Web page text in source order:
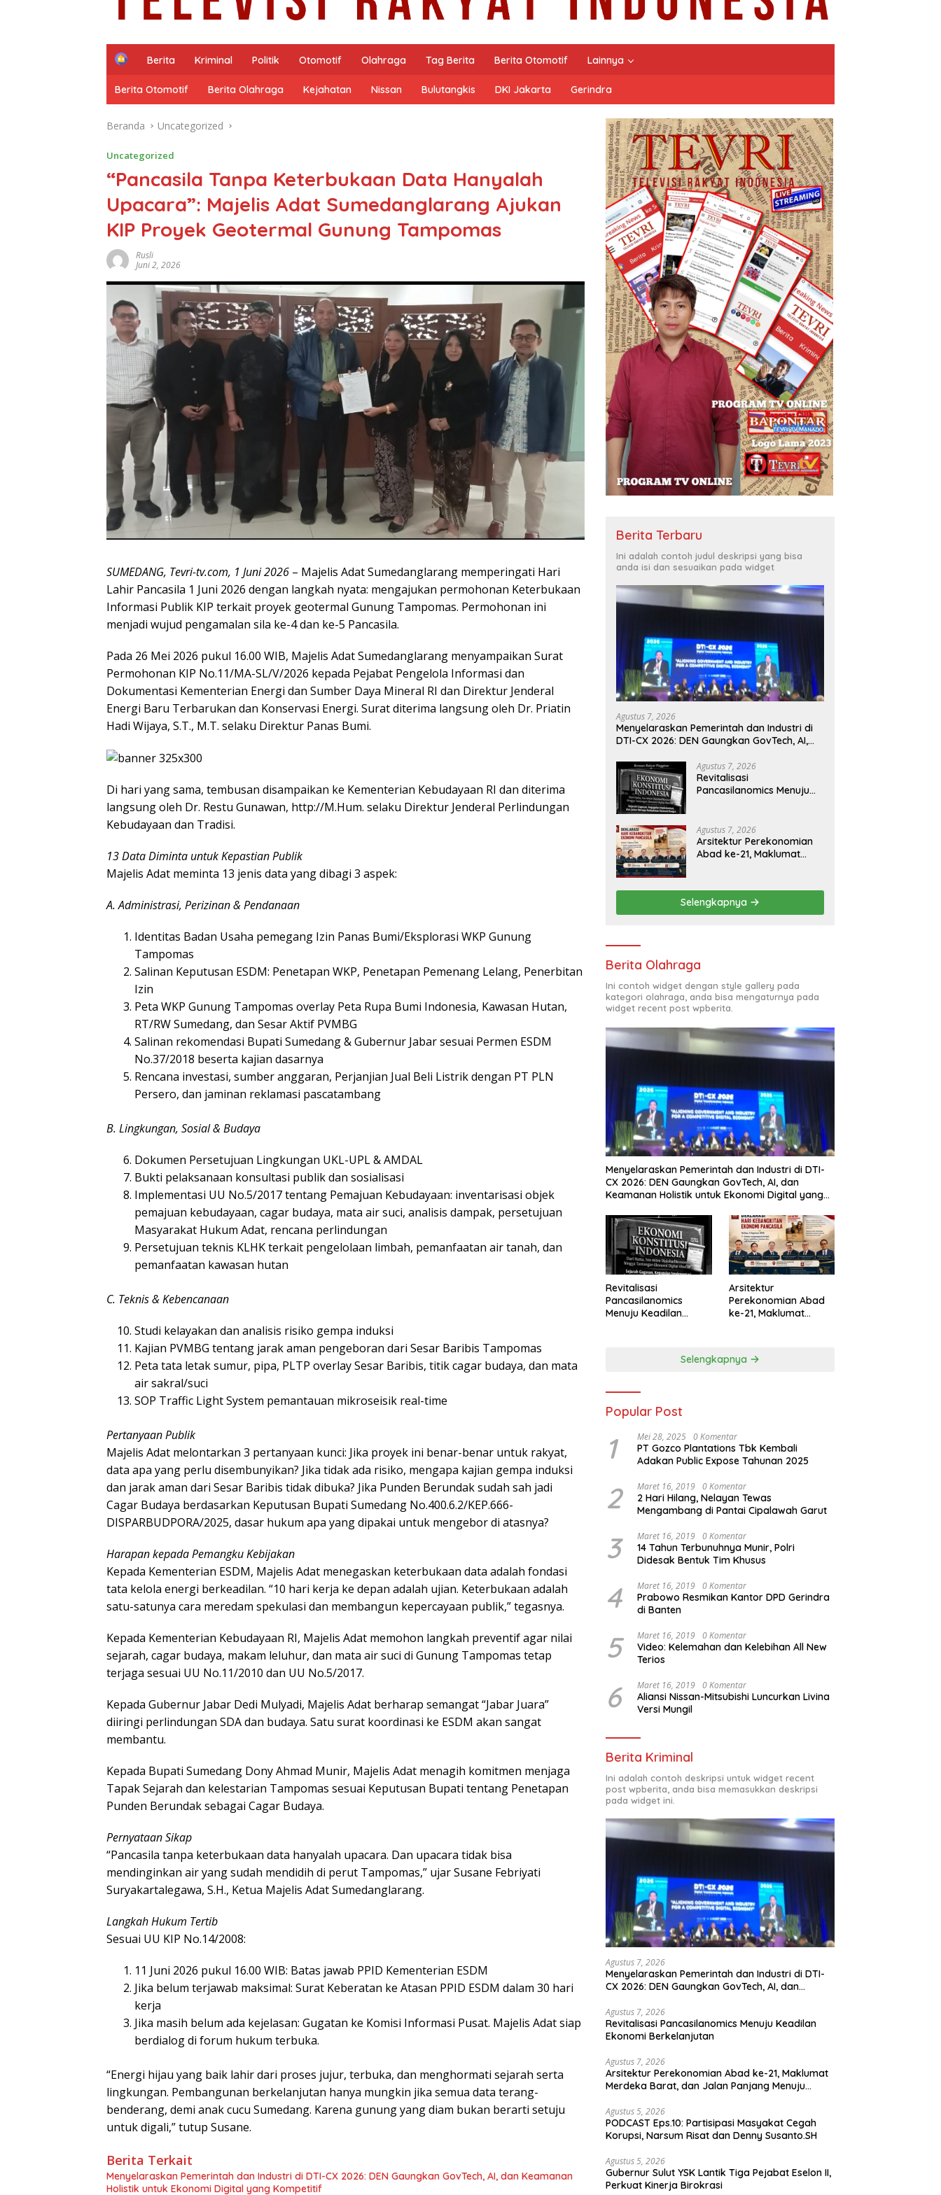
H
m
e
Berita Kriminal Politik Otomotif Olahraga Tag Berita Berita Otomotif Lainnya
Berita Otomotif Berita Olahraga Kejahatan Nissan Bulutangkis DKI Jakarta Gerindra
Beranda Uncategorized
Uncategorized
“Pancasila Tanpa Keterbukaan Data Hanyalah
Upacara”: Majelis Adat Sumedanglarang Ajukan
KIP Proyek Geotermal Gunung Tampomas
Rusli
Juni 2, 2026
SUMEDANG, Tevri-tv.com, 1 Juni 2026 – Majelis Adat Sumedanglarang memperingati Hari
Lahir Pancasila 1 Juni 2026 dengan langkah nyata: mengajukan permohonan Keterbukaan
Informasi Publik KIP terkait proyek geotermal Gunung Tampomas. Permohonan ini
menjadi wujud pengamalan sila ke-4 dan ke-5 Pancasila.
Pada 26 Mei 2026 pukul 16.00 WIB, Majelis Adat Sumedanglarang menyampaikan Surat
Permohonan KIP No.11/MA-SL/V/2026 kepada Pejabat Pengelola Informasi dan
Dokumentasi Kementerian Energi dan Sumber Daya Mineral RI dan Direktur Jenderal
Energi Baru Terbarukan dan Konservasi Energi. Surat diterima langsung oleh Dr. Priatin
Hadi Wijaya, S.T., M.T. selaku Direktur Panas Bumi.
Di hari yang sama, tembusan disampaikan ke Kementerian Kebudayaan RI dan diterima
langsung oleh Dr. Restu Gunawan, http://M.Hum. selaku Direktur Jenderal Perlindungan
Kebudayaan dan Tradisi.
13 Data Diminta untuk Kepastian Publik
Majelis Adat meminta 13 jenis data yang dibagi 3 aspek:
A. Administrasi, Perizinan & Pendanaan
Identitas Badan Usaha pemegang Izin Panas Bumi/Eksplorasi WKP Gunung
Tampomas
Salinan Keputusan ESDM: Penetapan WKP, Penetapan Pemenang Lelang, Penerbitan
Izin
Peta WKP Gunung Tampomas overlay Peta Rupa Bumi Indonesia, Kawasan Hutan,
RT/RW Sumedang, dan Sesar Aktif PVMBG
Salinan rekomendasi Bupati Sumedang & Gubernur Jabar sesuai Permen ESDM
No.37/2018 beserta kajian dasarnya
Rencana investasi, sumber anggaran, Perjanjian Jual Beli Listrik dengan PT PLN
Persero, dan jaminan reklamasi pascatambang
B. Lingkungan, Sosial & Budaya
Dokumen Persetujuan Lingkungan UKL-UPL & AMDAL
Bukti pelaksanaan konsultasi publik dan sosialisasi
Implementasi UU No.5/2017 tentang Pemajuan Kebudayaan: inventarisasi objek
pemajuan kebudayaan, cagar budaya, mata air suci, analisis dampak, persetujuan
Masyarakat Hukum Adat, rencana perlindungan
Persetujuan teknis KLHK terkait pengelolaan limbah, pemanfaatan air tanah, dan
pemanfaatan kawasan hutan
C. Teknis & Kebencanaan
Studi kelayakan dan analisis risiko gempa induksi
Kajian PVMBG tentang jarak aman pengeboran dari Sesar Baribis Tampomas
Peta tata letak sumur, pipa, PLTP overlay Sesar Baribis, titik cagar budaya, dan mata
air sakral/suci
SOP Traffic Light System pemantauan mikroseisik real-time
Pertanyaan Publik
Majelis Adat melontarkan 3 pertanyaan kunci: Jika proyek ini benar-benar untuk rakyat,
data apa yang perlu disembunyikan? Jika tidak ada risiko, mengapa kajian gempa induksi
dan jarak aman dari Sesar Baribis tidak dibuka? Jika Punden Berundak sudah sah jadi
Cagar Budaya berdasarkan Keputusan Bupati Sumedang No.400.6.2/KEP.666-
DISPARBUDPORA/2025, dasar hukum apa yang dipakai untuk mengebor di atasnya?
Harapan kepada Pemangku Kebijakan
Kepada Kementerian ESDM, Majelis Adat menegaskan keterbukaan data adalah fondasi
tata kelola energi berkeadilan. “10 hari kerja ke depan adalah ujian. Keterbukaan adalah
satu-satunya cara meredam spekulasi dan membangun kepercayaan publik,” tegasnya.
Kepada Kementerian Kebudayaan RI, Majelis Adat memohon langkah preventif agar nilai
sejarah, cagar budaya, makam leluhur, dan mata air suci di Gunung Tampomas tetap
terjaga sesuai UU No.11/2010 dan UU No.5/2017.
Kepada Gubernur Jabar Dedi Mulyadi, Majelis Adat berharap semangat “Jabar Juara”
diiringi perlindungan SDA dan budaya. Satu surat koordinasi ke ESDM akan sangat
membantu.
Kepada Bupati Sumedang Dony Ahmad Munir, Majelis Adat menagih komitmen menjaga
Tapak Sejarah dan kelestarian Tampomas sesuai Keputusan Bupati tentang Penetapan
Punden Berundak sebagai Cagar Budaya.
Pernyataan Sikap
“Pancasila tanpa keterbukaan data hanyalah upacara. Dan upacara tidak bisa
mendinginkan air yang sudah mendidih di perut Tampomas,” ujar Susane Febriyati
Suryakartalegawa, S.H., Ketua Majelis Adat Sumedanglarang.
Langkah Hukum Tertib
Sesuai UU KIP No.14/2008:
11 Juni 2026 pukul 16.00 WIB: Batas jawab PPID Kementerian ESDM
Jika belum terjawab maksimal: Surat Keberatan ke Atasan PPID ESDM dalam 30 hari
kerja
Jika masih belum ada kejelasan: Gugatan ke Komisi Informasi Pusat. Majelis Adat siap
berdialog di forum hukum terbuka.
“Energi hijau yang baik lahir dari proses jujur, terbuka, dan menghormati sejarah serta
lingkungan. Pembangunan berkelanjutan hanya mungkin jika semua data terang-
benderang, demi anak cucu Sumedang. Karena gunung yang diam bukan berarti setuju
untuk digali,” tutup Susane.
Berita Terkait
Menyelaraskan Pemerintah dan Industri di DTI-CX 2026: DEN Gaungkan GovTech, AI, dan Keamanan
Holistik untuk Ekonomi Digital yang Kompetitif
Berita Terbaru
Ini adalah contoh judul deskripsi yang bisa
anda isi dan sesuaikan pada widget
Agustus 7, 2026
Menyelaraskan Pemerintah dan Industri di
DTI-CX 2026: DEN Gaungkan GovTech, AI,
Digital yang KompetitifAgustus 7, 2026
Revitalisasi
Pancasilanomics Menuju
Agustus 7, 2026
Arsitektur Perekonomian
Abad ke-21, Maklumat
Kedaulatan Ekonomi
Selengkapnya
Berita Olahraga
Ini contoh widget dengan style gallery pada
kategori olahraga, anda bisa mengaturnya pada
widget recent post wpberita.
Menyelaraskan Pemerintah dan Industri di DTI-
CX 2026: DEN Gaungkan GovTech, AI, dan
Keamanan Holistik untuk Ekonomi Digital yang
Revitalisasi
Pancasilanomics
Menuju Keadilan
Arsitektur
Perekonomian Abad
ke-21, Maklumat
Selengkapnya
Popular Post
1 Mei 28, 2025 0 Komentar
PT Gozco Plantations Tbk Kembali
Adakan Public Expose Tahunan 2025
2 Maret 16, 2019 0 Komentar
2 Hari Hilang, Nelayan Tewas
Mengambang di Pantai Cipalawah Garut
3 Maret 16, 2019 0 Komentar
14 Tahun Terbunuhnya Munir, Polri
Didesak Bentuk Tim Khusus
4 Maret 16, 2019 0 Komentar
Prabowo Resmikan Kantor DPD Gerindra
di Banten
5 Maret 16, 2019 0 Komentar
Video: Kelemahan dan Kelebihan All New
Terios
6 Maret 16, 2019 0 Komentar
Aliansi Nissan-Mitsubishi Luncurkan Livina
Versi Mungil
Berita Kriminal
Ini adalah contoh deskripsi untuk widget recent
post wpberita, anda bisa memasukkan deskripsi
pada widget ini.
Agustus 7, 2026
Menyelaraskan Pemerintah dan Industri di DTI-
CX 2026: DEN Gaungkan GovTech, AI, dan
Kompetitif
Agustus 7, 2026
Revitalisasi Pancasilanomics Menuju Keadilan
Ekonomi Berkelanjutan
Agustus 7, 2026
Arsitektur Perekonomian Abad ke-21, Maklumat
Merdeka Barat, dan Jalan Panjang Menuju
Agustus 5, 2026
PODCAST Eps.10: Partisipasi Masyakat Cegah
Korupsi, Narsum Risat dan Denny Susanto.SH
Agustus 5, 2026
Gubernur Sulut YSK Lantik Tiga Pejabat Eselon II,
Perkuat Kinerja Birokrasi